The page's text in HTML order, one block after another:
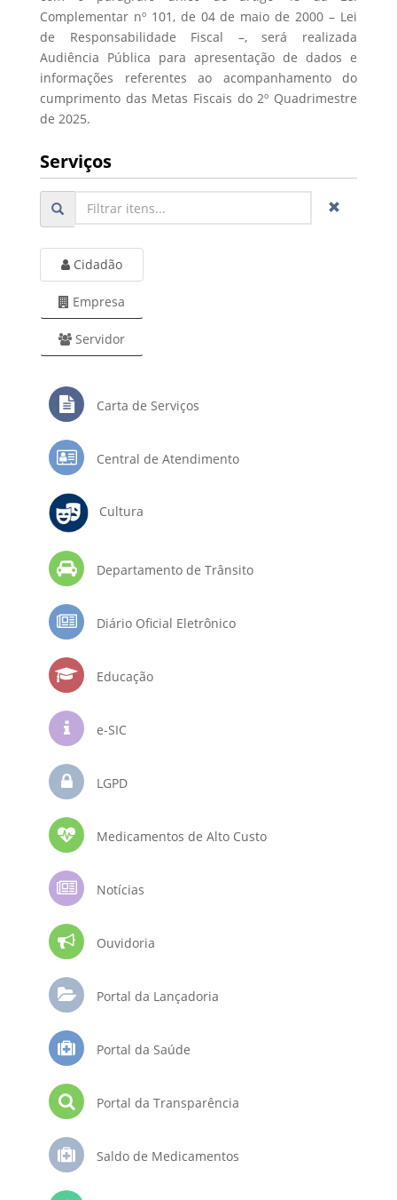
Complementar nº 101, de 04 de maio de 2000 – Lei
de Responsabilidade Fiscal –, será realizada
Audiência Pública para apresentação de dados e
informações referentes ao acompanhamento do
cumprimento das Metas Fiscais do 2º Quadrimestre
de 2025.
Serviços
Cidadão
Empresa
Servidor
Carta de Serviços
Central de Atendimento
Cultura
Departamento de Trânsito
Diário Oficial Eletrônico
Educação
e-SIC
LGPD
Medicamentos de Alto Custo
Notícias
Ouvidoria
Portal da Lançadoria
Portal da Saúde
Portal da Transparência
Saldo de Medicamentos